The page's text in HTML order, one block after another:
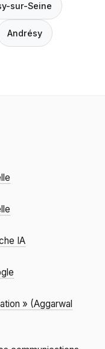
sur-Seine
Andrésy
IA
» (Aggarwal